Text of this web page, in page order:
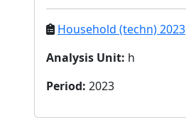
Household (techn) 2023
Analysis Unit: h
Period: 2023